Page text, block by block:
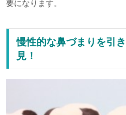
要になります。
慢性的な鼻づまりを引
見！